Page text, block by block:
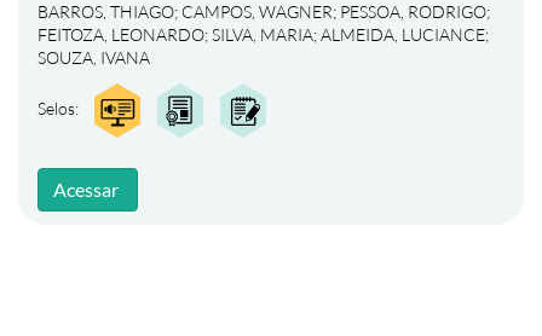
BARROS, THIAGO; CAMPOS, WAGNER; PESSOA, RODRIGO;
FEITOZA, LEONARDO;SILVA, MARIA;ALMEIDA, LUCIANCE;
SOUZA, IVANA
Selos:
Acessar